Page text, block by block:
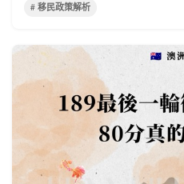
# 移民政策解析